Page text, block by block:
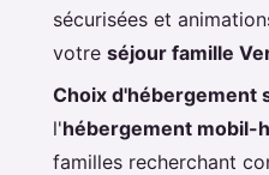
sécurisées et
votre séjour famille
Choix d'hébergement
l'hébergement mobil-
familles recherchant